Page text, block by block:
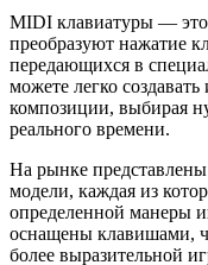
MIDI клавиатуры — это
преобразуют нажатие
передающихся в
можете легко
композиции, выбирая
реального времени.
На рынке
модели, каждая из
определенной манеры
оснащены клавишами,
более выразительной